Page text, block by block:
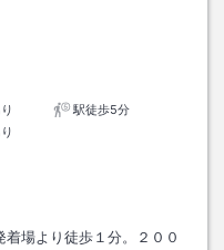
駅徒歩5分
着場より徒歩１分。２００